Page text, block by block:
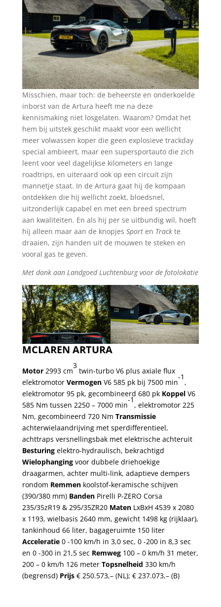
Misschien, maar toch: de beheerste en onderkoelde
inborst van de Artura heeft me na deze
kennismaking niet losgelaten. Waarom? Omdat het
hem bij uitstek geschikt maakt voor een wellicht
meer volwassen koper die geen explosieve trackday
special ambieert, maar een supersportauto die zich
leent voor veel dagelijkse kilometers en lange
roadtrips, en uiteraard ook op een circuit zijn
mannetje staat. In de Artura gaat hij de kompaan
ontdekken die hij wellicht zoekt, bloedsnel,
uitzonderlijk capabel en met een breed spectrum
aan kwaliteiten. En als hij per se uitbundig wil, hoeft
hij alleen maar aan de knopjes Sporten Trackte
draaien, zijn handen uit de mouwen te steken en
vooral gas te geven.
Met dank aan Landgoed Luchtenburg voor de fotolokatie
MCLAREN ARTURA
Motor2993 cm
3
twin-turbo V6 plus axiale flux
elektromotor VermogenV6 585 pk bij 7500 min
-1
,
elektromotor 95 pk, gecombineerd 680 pk KoppelV6
585 Nm tussen 2250 – 7000 min
-1
, elektromotor 225
Nm, gecombineerd 720 Nm Transmissie
achterwielaandrijving met sperdifferentieel,
achttraps versnellingsbak met elektrische achteruit
Besturingelektro-hydraulisch, bekrachtigd
Wielophangingvoor dubbele driehoekige
draagarmen, achter multi-link, adaptieve dempers
rondom Remmenkoolstof-keramische schijven
(390/380 mm) BandenPirelli P-ZERO Corsa
235/35zR19 & 295/35ZR20 MatenLxBxH 4539 x 2080
x 1193, wielbasis 2640 mm, gewicht 1498 kg (rijklaar),
tankinhoud 66 liter, bagageruimte 150 liter
Acceleratie 0 -100 km/h in 3,0 sec, 0 -200 in 8,3 sec
en 0 -300 in 21,5 sec Remweg100 – 0 km/h 31 meter,
200 – 0 km/h 126 meter Topsnelheid 330 km/h
(begrensd) Prijs€ 250.573,– (NL); € 237.073,– (B)